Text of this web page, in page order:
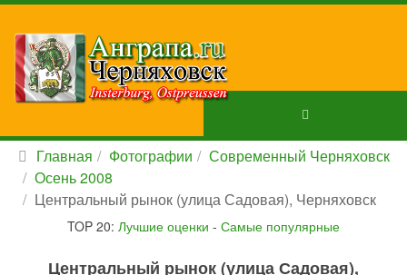
Главная Фотографии
Современный Черняховск
Осень 2008
Центральный рынок (улица Садовая), Черняховск
TOP 20: Лучшие оценки - Самые популярные
Центральный рынок (улица Садовая),